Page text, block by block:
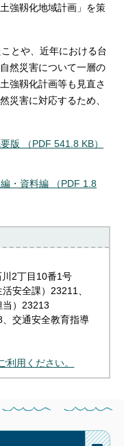
強靱化地域計画」を策
とや、近年における台
然災害について一層の
強靱化計画等も見直さ
災害に対応するため、
版 （PDF 541.8 KB）
・資料編 （PDF 1.8
2丁目10番1号
安全課）23211、
当）23213
交通安全教育指導
利用ください。